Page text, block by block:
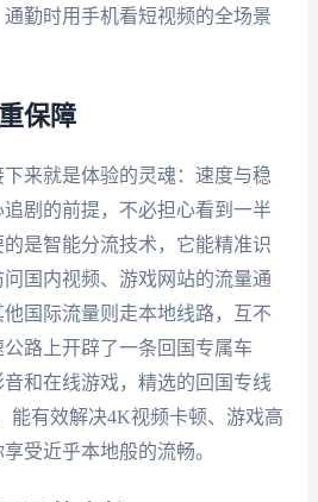
勤时用手机看短视频的全场景
保障
来就是体验的灵魂：速度与稳
剧的前提，不必担心看到一半
是智能分流技术，它能精准识
国内视频、游戏网站的流量通
国际流量则走本地线路，互不
路上开辟了一条回国专属车
和在线游戏，精选的回国专线
能有效解决4K视频卡顿、游戏高
受近乎本地般的流畅。